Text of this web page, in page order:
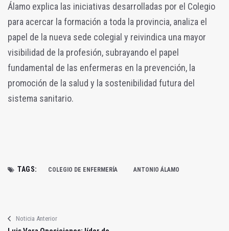
Álamo explica las iniciativas desarrolladas por el Colegio
para acercar la formación a toda la provincia, analiza el
papel de la nueva sede colegial y reivindica una mayor
visibilidad de la profesión, subrayando el papel
fundamental de las enfermeras en la prevención, la
promoción de la salud y la sostenibilidad futura del
sistema sanitario.
TAGS: COLEGIO DE ENFERMERÍA ANTONIO ÁLAMO
Noticia Anterior